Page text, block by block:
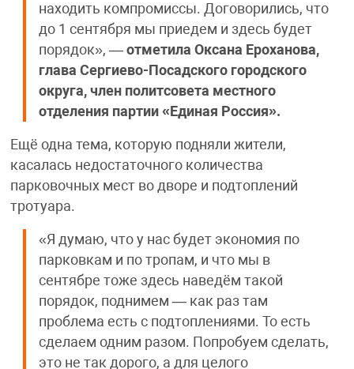
находить компромиссы. Договорились, что
до 1 сентября мы приедем и здесь будет
порядок», — отметила Оксана Ероханова,
глава Сергиево-Посадского городского
округа, член политсовета местного
отделения партии «Единая Россия».
Ещё одна тема, которую подняли жители,
касалась недостаточного количества
парковочных мест во дворе и подтоплений
тротуара.
«Я думаю, что у нас будет экономия по
парковкам и по тропам, и что мы в
сентябре тоже здесь наведём такой
порядок, поднимем — как раз там
проблема есть с подтоплениями. То есть
сделаем одним разом. Попробуем сделать,
это не так дорого, а для целого